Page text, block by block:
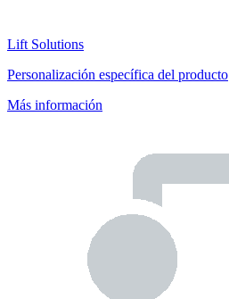
Lift Solutions
Personalización específica del producto
Más información